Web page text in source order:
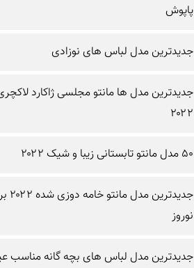
پاپوش
جدیدترین مدل لباس های نوزادی
جدیدترین مدل ها مانتو مجلسی ژاکارد
۲۰۲۲
۵۰ مدل مانتو تابستانی زیبا و شیک ۲۰۲۲
نوروز
جدیدترین مدل لباس های بچه گانه مناسب